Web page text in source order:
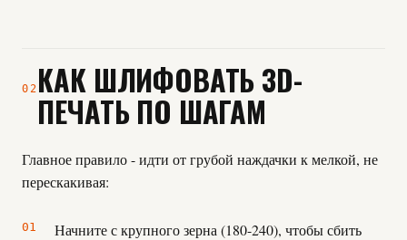
02 КАК ШЛИФОВАТЬ 3D-
ПЕЧАТЬ ПО ШАГАМ
Главное правило - идти от грубой наждачки к мелкой, не
перескакивая:
Начните с крупного зерна (180-240), чтобы сбить